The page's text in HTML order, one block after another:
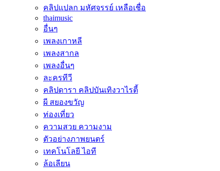
คลิปแปลก มหัศจรรย์ เหลือเชื่อ
thaimusic
อื่นๆ
เพลงเกาหลี
เพลงสากล
เพลงอื่นๆ
ละครทีวี
คลิปดารา คลิปบันเทิงวาไรตี้
ผี สยองขวัญ
ท่องเที่ยว
ความสวย ความงาม
ตัวอย่างภาพยนตร์
เทคโนโลยี ไอที
ล้อเลียน